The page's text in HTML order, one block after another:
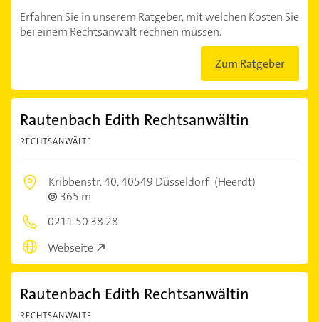
Erfahren Sie in unserem Ratgeber, mit welchen Kosten Sie
bei einem Rechtsanwalt rechnen müssen.
Zum Ratgeber
Rautenbach Edith Rechtsanwältin
RECHTSANWÄLTE
Kribbenstr. 40,40549 Düsseldorf (Heerdt)
365 m
0211 50 38 28
Webseite
Rautenbach Edith Rechtsanwältin
RECHTSANWÄLTE